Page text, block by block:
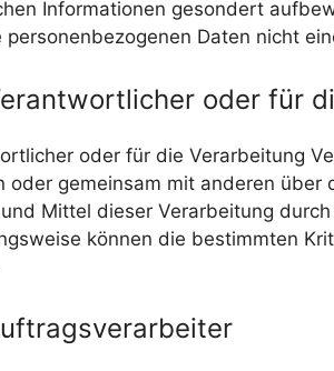
Informationen gesondert
personenbezogenen Daten nicht
oder für
oder für die Verarbeitung
oder gemeinsam mit anderen
Mittel dieser Verarbeitung
können die bestimmten